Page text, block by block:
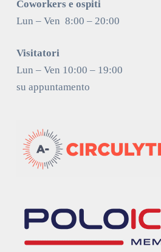
Coworkers e ospiti
Lun – Ven 8:00 – 20:00
Visitatori
Lun – Ven 10:00 – 19:00
su appuntamento